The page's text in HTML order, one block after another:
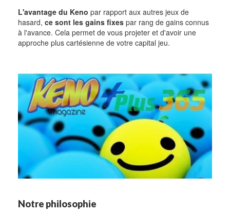
L'avantage du Keno par rapport aux autres jeux de
hasard, ce sont les gains fixes par rang de gains connus
à l'avance. Cela permet de vous projeter et d'avoir une
approche plus cartésienne de votre capital jeu.
Notre philosophie